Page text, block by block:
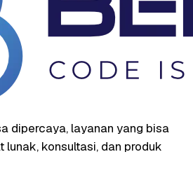
dipercaya, layanan yang bisa
lunak, konsultasi, dan produk